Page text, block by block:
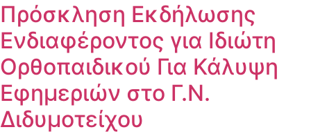
Πρόσκληση Eκδήλωσης
Ενδιαφέροντος για Ιδιώτη
Ορθοπαιδικού Για Κάλυψη
Εφημεριών στο Γ.Ν.
Διδυμοτείχου